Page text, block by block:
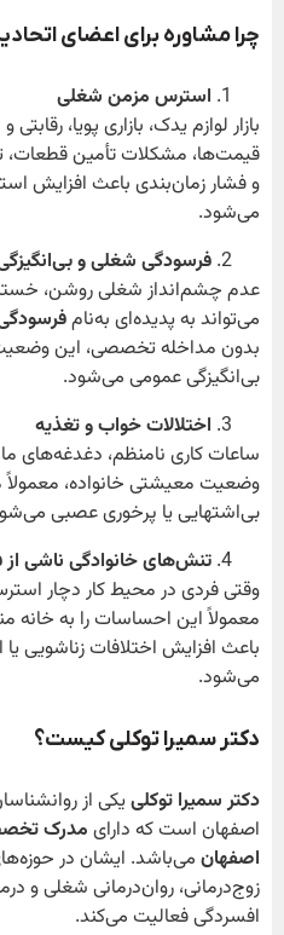
چرا مشاوره برای اعضای
استرس مزمن شغلی
بازار لوازم یدک، بازاری پویا،
قیمت‌ها، مشکلات تأمین قطعات،
و فشار زمان‌بندی باعث افزایش
می‌شود.
فرسودگی شغلی و بی‌انگیزگی
عدم چشم‌انداز شغلی روشن،
می‌تواند به پدیده‌ای به‌نام
بدون مداخله تخصصی، این وضعیت
بی‌انگیزگی عمومی می‌شود.
اختلالات خواب و تغذیه
ساعات کاری نامنظم، دغدغه‌های
وضعیت معیشتی خانواده، معمولاً
بی‌اشتهایی یا پرخوری عصبی
تنش‌های خانوادگی ناشی از
وقتی فردی در محیط کار دچار
معمولاً این احساسات را به خانه
باعث افزایش اختلافات زناشویی یا
می‌شود.
دکتر سمیرا توکلی کیست؟
دکتر سمیرا توکلییکی از
اصفهان است که دارایمدرک
اصفهانمی‌باشد. ایشان در
زوج‌درمانی، روان‌درمانی شغلی و
افسردگی فعالیت می‌کند.